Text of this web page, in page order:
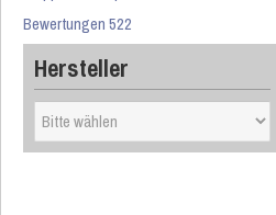
Bewertungen 522
Hersteller